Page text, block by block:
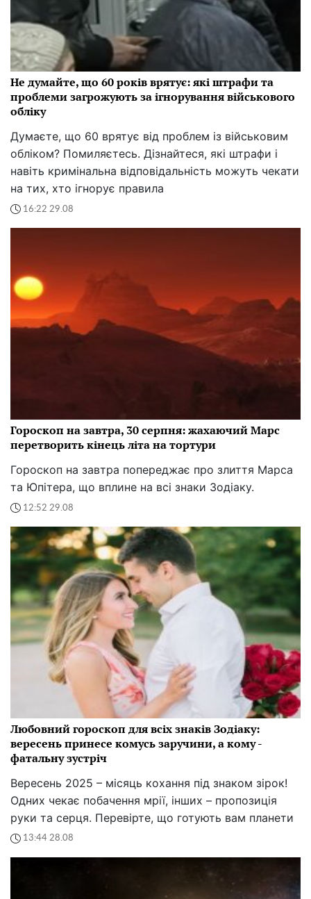
Не думайте, що 60 років врятує: які штрафи та
проблеми загрожують за ігнорування військового
обліку
Думаєте, що 60 врятує від проблем із військовим
обліком? Помиляєтесь. Дізнайтеся, які штрафи і
навіть кримінальна відповідальність можуть чекати
на тих, хто ігнорує правила
16:22 29.08
Гороскоп на завтра, 30 серпня: жахаючий Марс
перетворить кінець літа на тортури
Гороскоп на завтра попереджає про злиття Марса
та Юпітера, що вплине на всі знаки Зодіаку.
12:52 29.08
Любовний гороскоп для всіх знаків Зодіаку:
вересень принесе комусь заручини, а кому -
фатальну зустріч
Вересень 2025 – місяць кохання під знаком зірок!
Одних чекає побачення мрії, інших – пропозиція
руки та серця. Перевірте, що готують вам планети
13:44 28.08